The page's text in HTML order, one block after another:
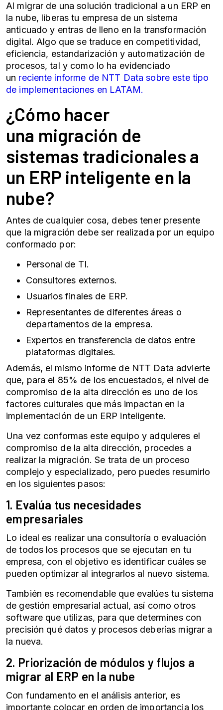
Al migrar de una solución tradicional a un ERP en
la nube, liberas tu empresa de un sistema
anticuado y entras de lleno en la transformación
digital. Algo que se traduce en competitividad,
eficiencia, estandarización y automatización de
procesos, tal y como lo ha evidenciado
un reciente informe de NTT Data sobre este tipo
de implementaciones en LATAM.
¿Cómo hacer
una migración de
sistemas tradicionales a
un ERP inteligente en la
nube?
Antes de cualquier cosa, debes tener presente
que la migración debe ser realizada por un equipo
conformado por:
Personal de TI.
Consultores externos.
Usuarios finales de ERP.
Representantes de diferentes áreas o
departamentos de la empresa.
Expertos en transferencia de datos entre
plataformas digitales.
Además, el mismo informe de NTT Data advierte
que, para el 85% de los encuestados, el nivel de
compromiso de la alta dirección es uno de los
factores culturales que más impactan en la
implementación de un ERP inteligente.
Una vez conformas este equipo y adquieres el
compromiso de la alta dirección, procedes a
realizar la migración. Se trata de un proceso
complejo y especializado, pero puedes resumirlo
en los siguientes pasos:
1. Evalúa tus necesidades
empresariales
Lo ideal es realizar una consultoría o evaluación
de todos los procesos que se ejecutan en tu
empresa, con el objetivo es identificar cuáles se
pueden optimizar al integrarlos al nuevo sistema.
También es recomendable que evalúes tu sistema
de gestión empresarial actual, así como otros
software que utilizas, para que determines con
precisión qué datos y procesos deberías migrar a
la nueva.
2. Priorización de módulos y flujos a
migrar al ERP en la nube
Con fundamento en el análisis anterior, es
importante colocar en orden de importancia los